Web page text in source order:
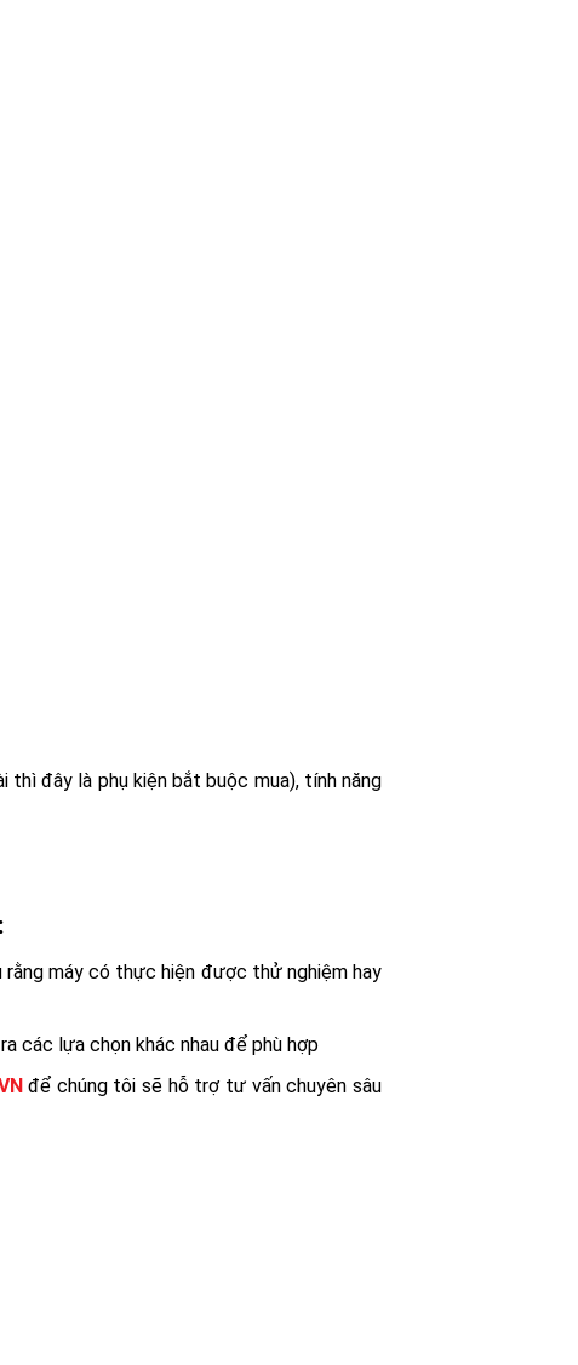
đây là phụ kiện bắt buộc mua), tính năng
:
máy có thực hiện được thử nghiệm hay
các lựa chọn khác nhau để phù hợp
để chúng tôi sẽ hỗ trợ tư vấn chuyên sâu